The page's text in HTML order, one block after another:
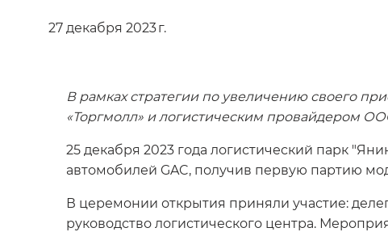
27 декабря 2023 г.
В рамках стратегии по увеличению своего
«Торгмолл» и логистическим провайдером
25 декабря 2023 года логистический парк
автомобилей GAC, получив первую партию
В церемонии открытия приняли участие:
руководство логистического центра.